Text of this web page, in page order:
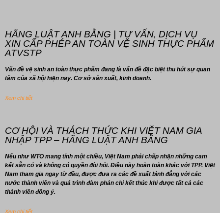
HÃNG LUẬT ANH BẰNG | TƯ VẤN, DỊCH VỤ
XIN CẤP PHÉP AN TOÀN VỆ SINH THỰC PHẨM
ATVSTP
Vấn đề vệ sinh an toàn thực phẩm đang là vấn đề đặc biệt thu hút sự quan
tâm của xã hội hiện nay. Cơ sở sản xuất, kinh doanh.
Xem chi tiết
CƠ HỘI VÀ THÁCH THỨC KHI VIỆT NAM GIA
NHẬP TPP – HÃNG LUẬT ANH BẰNG
Nếu như WTO mang tính một chiều, Việt Nam phải chấp nhận những cam
kết sẵn có và không có quyền đòi hỏi. Điều này hoàn toàn khác với TPP. Việt
Nam tham gia ngay từ đầu, được đưa ra các đề xuất bình đẳng với các
nước thành viên và quá trình đàm phán chỉ kết thúc khi được tất cả các
thành viên đồng ý.
Xem chi tiết